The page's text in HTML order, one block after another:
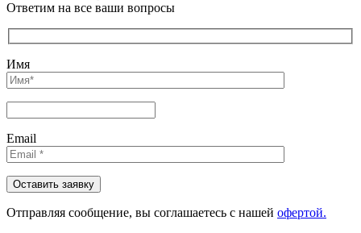
Ответим на все ваши вопросы
Имя
Email
Отправляя сообщениe, вы соглашаетесь с нашей офертой.